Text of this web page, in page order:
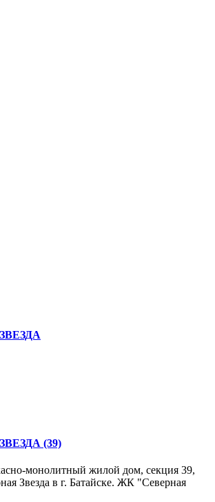
(39)
монолитный жилой дом, секция 39,
Звезда в г. Батайске. ЖК "Северная